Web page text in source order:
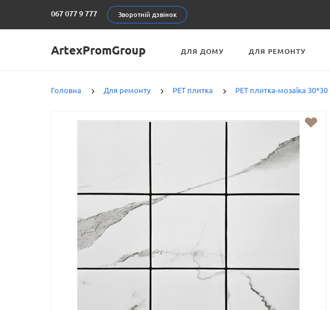
067 077 9 777 Зворотній дзвінок
ArtexPromGroup ДЛЯ ДОМУ ДЛЯ РЕМОНТУ
Головна Для ремонту PET плитка PET плитка-мозаїка 30*30